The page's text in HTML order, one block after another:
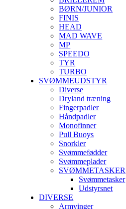
BØRN/JUNIOR
FINIS
HEAD
MAD WAVE
MP
SPEEDO
TYR
TURBO
SVØMMEUDSTYR
Diverse
Dryland træning
Fingerpadler
Håndpadler
Monofinner
Pull Buoys
Snorkler
Svømmefødder
Svømmeplader
SVØMMETASKER
Svømmetasker
Udstyrsnet
DIVERSE
Armvinger